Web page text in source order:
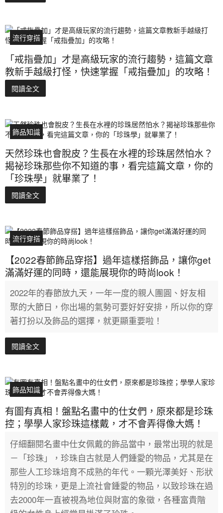
流行穿搭
「戒指疊加」才是高級玩家的流行趨勢，這篇文章
教新手越級打怪，快速掌握「戒指疊加」的攻略！
閱讀全文
飾品知識
天然珍珠也會脫皮？生長在水裡的珍珠居然怕水？
揭祕珍珠那些你不知道的事，看完這篇文章，你的
「珍珠學」就畢業了！
閱讀全文
流行穿搭
【2022春節飾品穿搭】過年這樣搭飾品，讓你get
滿滿好運的同時，還能展現你的時尚look！
2022年的春節放九天，一年一度的親人團圓、好友相
聚的大節日，你出場的氣勢可要好好安排，所以你的穿
著打扮以及飾品的選擇，就更顯重要啦！
閱讀全文
飾品知識
有圖有真相！盤點名畫中的仕女們，原來都是珍珠
控；學學人家珍珠這樣戴，才不會弄得像大媽！
仔細翻閱名畫中仕女佩戴的飾品當中，最常出現的就是
－「珍珠」，珍珠自古就是人們鍾愛的物品，尤其是在
那些人工珍珠培育不成熟的年代。一顆光澤美好、形狀
特別的珍珠，更是上流社會鍾愛的物品，以致珍珠在過
去2000年一直被視為地位與財富的象徵，各種富貴階